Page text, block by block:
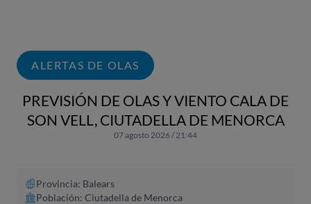
ALERTAS DE OLAS
PREVISIÓN DE OLAS Y VIENTO CALA DE
SON VELL, CIUTADELLA DE MENORCA
07 agosto 2026 / 21:44
Provincia: Balears
Población: Ciutadella de Menorca